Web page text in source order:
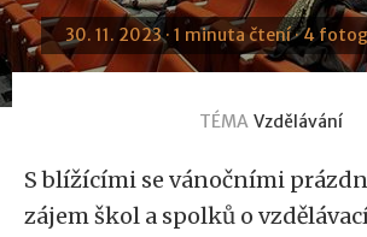
30. 11. 2023 · 1 minuta čtení · 4
TÉMA Vzdělávání
S blížícími se vánočními
zájem škol a spolků o